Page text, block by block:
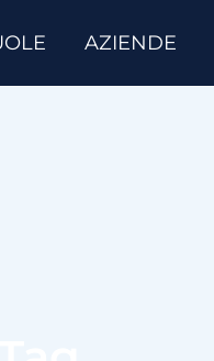
AZIENDE